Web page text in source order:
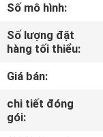
TÔI
THAM
QUAN
NHÀ
Số mô hình:
Số lượng đặt
hàng tối thiểu:
Giá bán:
chi tiết đóng
gói: